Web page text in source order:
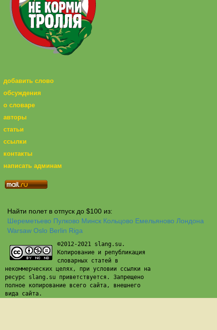
добавить слово
обсуждения
о словаре
авторы
статьи
ссылки
контакты
написать админам
Найти полет в отпуск до $100 из:
Шереметьево Пулково Минск Кольцово Емельяново Лондона
Warsaw Oslo Berlin Riga
©2012-2021 slang.su.
Копирование и републикация
словарных статей в
некоммерческих целях, при условии ссылки на
ресурс slang.su приветствуется. Запрещено
полное копирование всего сайта, внешнего
вида сайта.